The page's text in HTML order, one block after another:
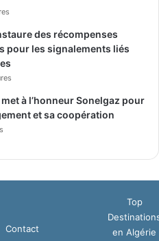
des récompenses
pour les signalements liés
à l’honneur Sonelgaz pour
et sa coopération
Contact
Top
en Algérie